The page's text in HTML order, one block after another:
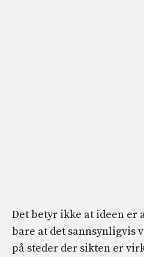
Det betyr ikke at ideen er
bare at det sannsynligvis
på steder der sikten er